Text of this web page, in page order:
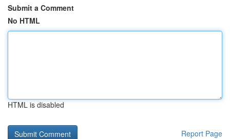
Submit a Comment
No HTML
HTML is disabled
Report Page